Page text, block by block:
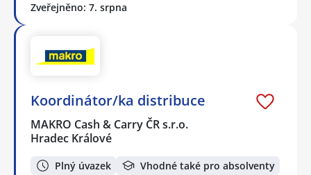
Zveřejněno: 7. srpna
Koordinátor/ka distribuce
MAKRO Cash & Carry ČR s.r.o.
Hradec Králové
Plný úvazek Vhodné také pro absolventy